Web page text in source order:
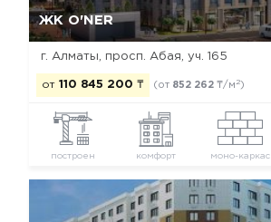
ЖК O'NER
г. Алматы, просп. Абая, уч. 165
от 110 845 200 ₸ (от 852 262 ₸/м 2)
построен комфорт моно-каркас